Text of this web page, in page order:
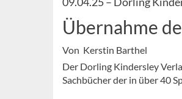
Übernahme
Von Kerstin Barthel
Der Dorling Kindersley
Sachbücher der in über 40